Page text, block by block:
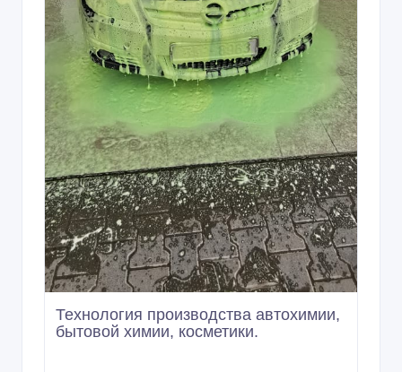
Технология производства автохимии,
бытовой химии, косметики.